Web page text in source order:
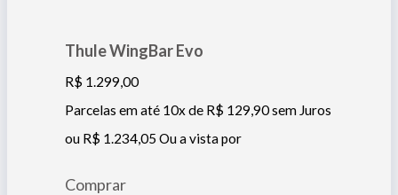
Thule WingBar Evo
R$ 1.299,00
Parcelas em até 10x de R$ 129,90sem Juros
ou R$ 1.234,05 Ou a vista por
Comprar